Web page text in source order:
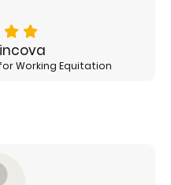
Working Equitation